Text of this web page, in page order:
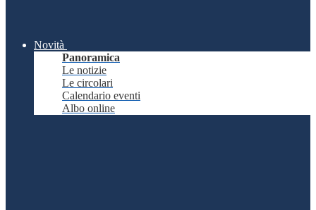
Novità
Panoramica
Le notizie
Le circolari
Calendario eventi
Albo online